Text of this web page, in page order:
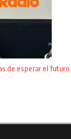
de esperar el futuro